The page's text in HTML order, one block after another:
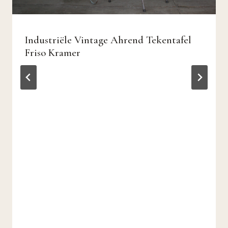
Industriële Vintage Ahrend Tekentafel
Friso Kramer